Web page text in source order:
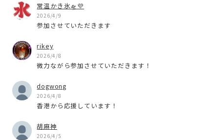
常温かき氷🛸💜
2026/4/9
参加させていただきます
rikey
2026/4/8
微力ながら参加させていただきます！
dogwong
2026/4/8
香港から応援しています！
胡麻神
2026/4/5